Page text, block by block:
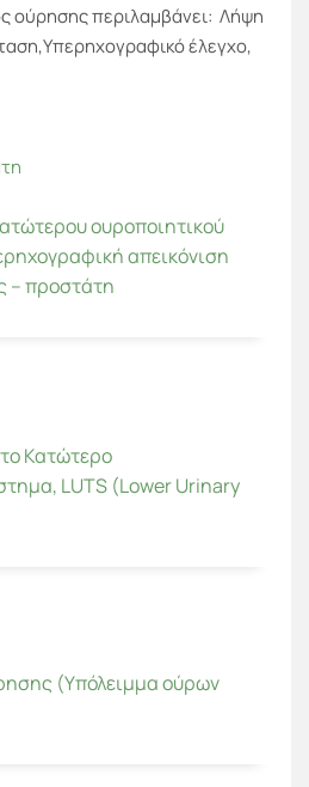
ούρησης περιλαμβάνει: Λήψη
έλεγχο,
ουροποιητικού
απεικόνιση
– προστάτη
Κατώτερο
LUTS (Lower Urinary
(Υπόλειμμα ούρων